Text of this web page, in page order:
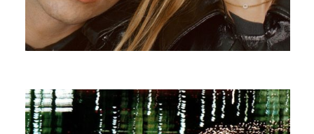
EDOUARD BIELLE
EYE OF THE TIGER